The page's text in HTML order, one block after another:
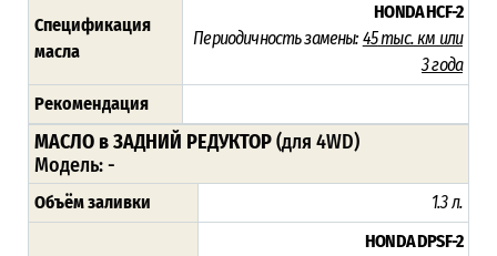
Спецификация
масла
HONDA HCF-2
Периодичность замены: 45тыс. км или
3 года
Рекомендация
МАСЛО в ЗАДНИЙ РЕДУКТОР(для 4WD)
Модель: -
Объём заливки 1.3 л.
HONDA DPSF-2